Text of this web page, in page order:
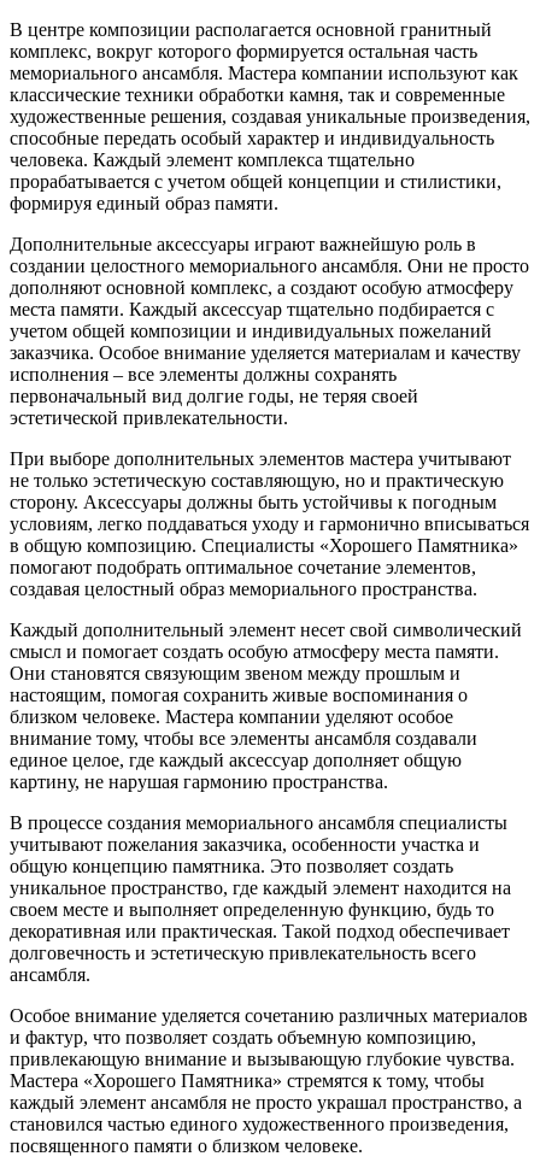
В центре композиции располагается основной гранитный
комплекс, вокруг которого формируется остальная часть
мемориального ансамбля. Мастера компании используют как
классические техники обработки камня, так и современные
художественные решения, создавая уникальные произведения,
способные передать особый характер и индивидуальность
человека. Каждый элемент комплекса тщательно
прорабатывается с учетом общей концепции и стилистики,
формируя единый образ памяти.
Дополнительные аксессуары играют важнейшую роль в
создании целостного мемориального ансамбля. Они не просто
дополняют основной комплекс, а создают особую атмосферу
места памяти. Каждый аксессуар тщательно подбирается с
учетом общей композиции и индивидуальных пожеланий
заказчика. Особое внимание уделяется материалам и качеству
исполнения – все элементы должны сохранять
первоначальный вид долгие годы, не теряя своей
эстетической привлекательности.
При выборе дополнительных элементов мастера учитывают
не только эстетическую составляющую, но и практическую
сторону. Аксессуары должны быть устойчивы к погодным
условиям, легко поддаваться уходу и гармонично вписываться
в общую композицию. Специалисты «Хорошего Памятника»
помогают подобрать оптимальное сочетание элементов,
создавая целостный образ мемориального пространства.
Каждый дополнительный элемент несет свой символический
смысл и помогает создать особую атмосферу места памяти.
Они становятся связующим звеном между прошлым и
настоящим, помогая сохранить живые воспоминания о
близком человеке. Мастера компании уделяют особое
внимание тому, чтобы все элементы ансамбля создавали
единое целое, где каждый аксессуар дополняет общую
картину, не нарушая гармонию пространства.
В процессе создания мемориального ансамбля специалисты
учитывают пожелания заказчика, особенности участка и
общую концепцию памятника. Это позволяет создать
уникальное пространство, где каждый элемент находится на
своем месте и выполняет определенную функцию, будь то
декоративная или практическая. Такой подход обеспечивает
долговечность и эстетическую привлекательность всего
ансамбля.
Особое внимание уделяется сочетанию различных материалов
и фактур, что позволяет создать объемную композицию,
привлекающую внимание и вызывающую глубокие чувства.
Мастера «Хорошего Памятника» стремятся к тому, чтобы
каждый элемент ансамбля не просто украшал пространство, а
становился частью единого художественного произведения,
посвященного памяти о близком человеке.